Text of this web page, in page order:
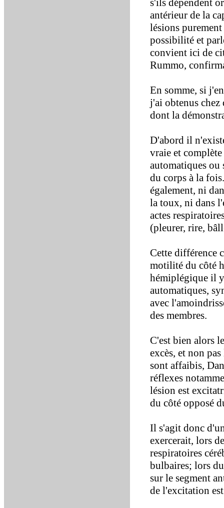
s'ils dépendent
antérieur de la
lésions
possibilité et
convient ici de
Rummo,
En somme, si
j'ai obtenus chez
dont la
D'abord il
vraie et
automatiques ou
du corps à la
également, ni
la toux, ni dans
actes
(pleurer, rire,
Cette différence
motilité du côté
hémiplégique il
automatiques,
avec
des membres.
C'est bien alors
excès, et non
sont affaibis,
réflexes
lésion est
du côté opposé
Il s'agit donc
exercerait, lors
respiratoires
bulbaires; lors
sur le segment
de l'excitation